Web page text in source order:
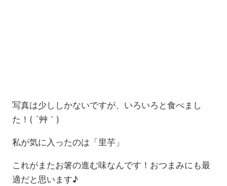
写真は少ししかないですが、いろいろと食べまし
た！( ´艸｀)
私が気に入ったのは「里芋」
これがまたお箸の進む味なんです！おつまみにも最
適だと思います♪